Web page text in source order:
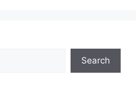
Search